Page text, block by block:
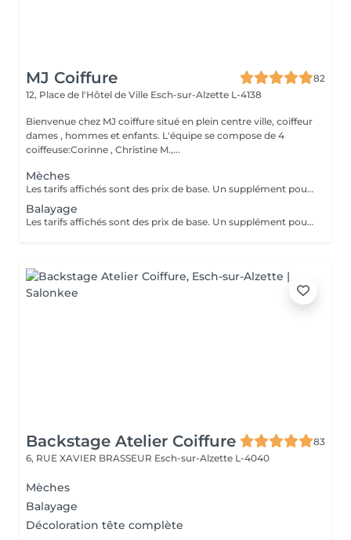
MJ Coiffure
82
12, Place de l'Hôtel de Ville Esch-sur-Alzette L-4138
Bienvenue chez MJ coiffure situé en plein centre ville, coiffeur
dames , hommes et enfants. L'équipe se compose de 4
coiffeuse:Corinne , Christine M.,...
Mèches
Les tarifs affichés sont des prix de base. Un supplément pourra être facturé selon la longueur ou densité du cheveux.
Balayage
Les tarifs affichés sont des prix de base. Un supplément pourra être facturé selon la longueur ou densité du cheveux.
Backstage Atelier Coiffure
83
6, RUE XAVIER BRASSEUR Esch-sur-Alzette L-4040
Mèches
Balayage
Décoloration tête complète